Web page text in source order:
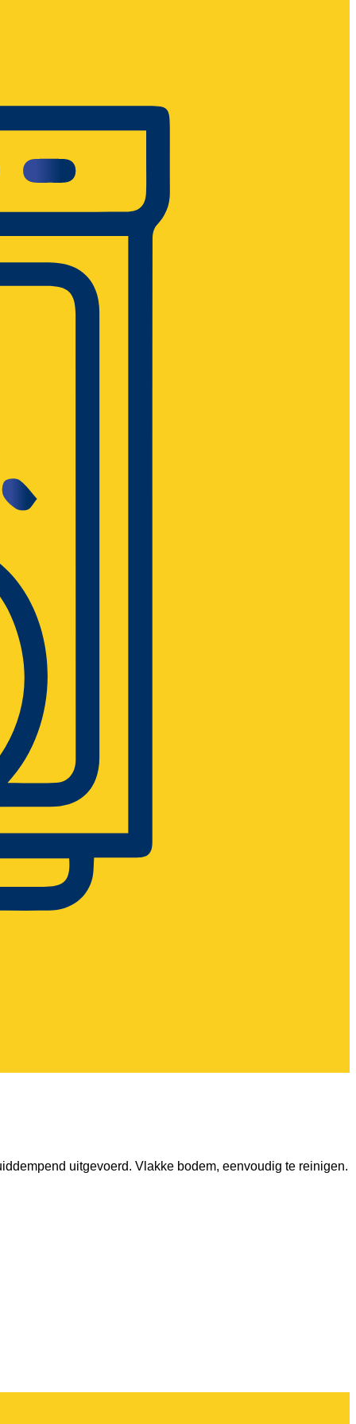
uitgevoerd. Vlakke bodem, eenvoudig te reinigen.